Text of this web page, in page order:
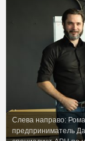
Слева направо:
предприниматель